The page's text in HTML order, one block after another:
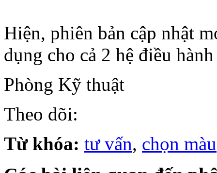
Hiện, phiên bản cập nhật
dụng cho cả 2 hệ điều
Phòng Kỹ thuật
Theo dõi:
Từ khóa: tư vấn, chọn màu